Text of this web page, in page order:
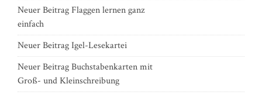
Neuer Beitrag Flaggen lernen ganz
einfach
Neuer Beitrag Igel-Lesekartei
Neuer Beitrag Buchstabenkarten mit
Groß- und Kleinschreibung